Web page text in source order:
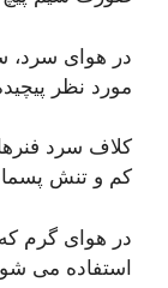
در هوای سرد،
مورد نظر
کلاف سرد
کم و تنش
در هوای گرم
استفاده می